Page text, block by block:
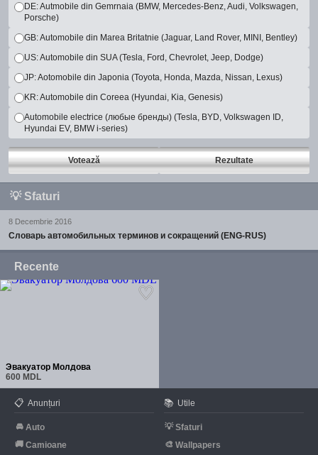
DE: Autmobile din Gemrnaia (BMW, Mercedes-Benz, Audi, Volkswagen,
Porsche)
GB: Automobile din Marea Britatnie (Jaguar, Land Rover, MINI, Bentley)
US: Automobile din SUA (Tesla, Ford, Chevrolet, Jeep, Dodge)
JP: Aotomobile din Japonia (Toyota, Honda, Mazda, Nissan, Lexus)
KR: Automobile din Coreea (Hyundai, Kia, Genesis)
Automobile electrice (любые бренды) (Tesla, BYD, Volkswagen ID,
Hyundai EV, BMW i-series)
Votează Rezultate
💡 Sfaturi
8 Decembrie 2016
Словарь автомобильных терминов и сокращений (ENG-RUS)
Recente
Эвакуатор Молдова
600 MDL
📋 Anunțuri
🚘 Auto
🚚 Camioane
📚 Utile
💡 Sfaturi
🎨 Wallpapers